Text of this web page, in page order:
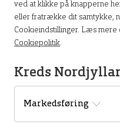
Tid og sted
9. sep. 2026 kl. 08.30 til kl.
Sofiendalsvej 3
9200 Aalborg SV
Find vej til kredskontoret
ved at klikke på knapperne
eller fratrække dit samtykke,
Cookieindstillinger. Læs mere
Cookiepolitik.
Kreds
Markedsføring